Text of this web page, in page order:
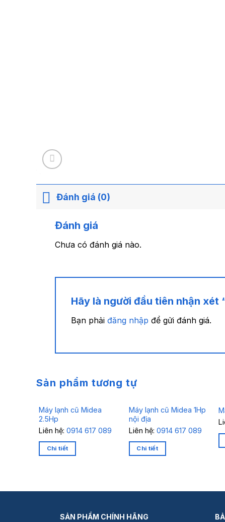
Đánh giá (0)
Đánh giá
Chưa có đánh giá nào.
Hãy là người đầu tiên nhận xét
Bạn phải đăng nhập để gửi đánh giá.
Sản phẩm tương tự
Máy lạnh cũ Midea
2.5Hp
Liên hệ: 0914 617 089
Chi tiết
Máy lạnh cũ Midea 1Hp
nội địa
Liên hệ: 0914 617 089
Chi tiết
SẢN PHẨM CHÍNH HÃNG